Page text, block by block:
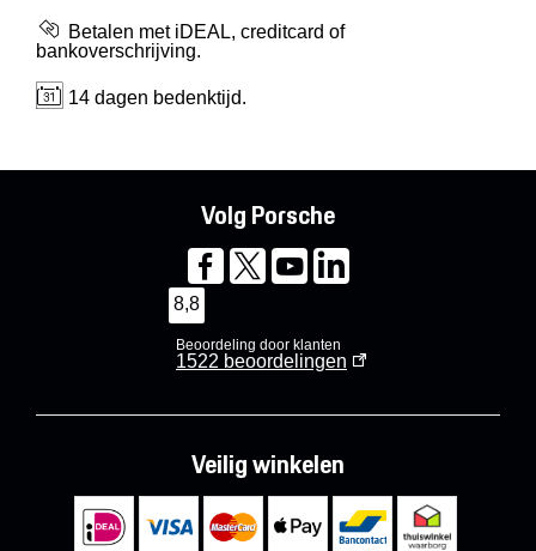
Betalen met iDEAL, creditcard of
bankoverschrijving.
14 dagen bedenktijd.
Volg Porsche
8,8
Beoordeling door klanten
1522 beoordelingen
Veilig winkelen